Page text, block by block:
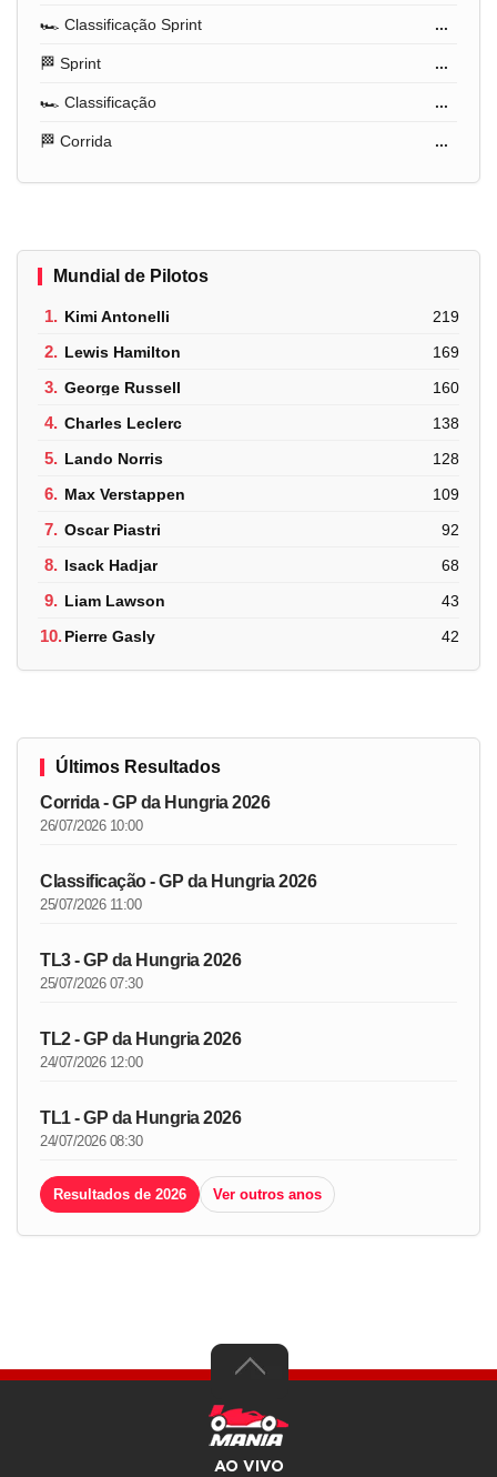
🏎️ Classificação Sprint ...
🏁 Sprint ...
🏎️ Classificação ...
🏁 Corrida ...
Mundial de Pilotos
1. Kimi Antonelli 219
2. Lewis Hamilton 169
3. George Russell 160
4. Charles Leclerc 138
5. Lando Norris 128
6. Max Verstappen 109
7. Oscar Piastri 92
8. Isack Hadjar 68
9. Liam Lawson 43
10.Pierre Gasly 42
Últimos Resultados
Corrida - GP da Hungria 2026
26/07/2026 10:00
Classificação - GP da Hungria 2026
25/07/2026 11:00
TL3 - GP da Hungria 2026
25/07/2026 07:30
TL2 - GP da Hungria 2026
24/07/2026 12:00
TL1 - GP da Hungria 2026
24/07/2026 08:30
Resultados de 2026 Ver outros anos
AO VIVO